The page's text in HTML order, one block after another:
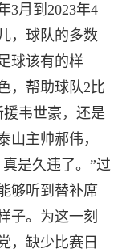
3月到2023年4
，球队的多数
球该有的样
，帮助球队2比
韦世豪，还是
山主帅郝伟，
是久违了。”过
够听到替补席
子。为这一刻
，缺少比赛日